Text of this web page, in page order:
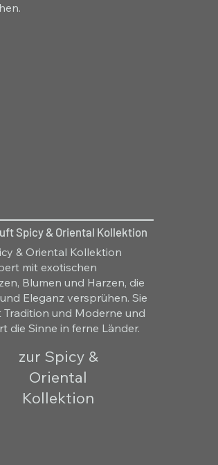
Spicy & Oriental Kollektion
& Oriental Kollektion
mit exotischen
Blumen und Harzen, die
Eleganz versprühen. Sie
Tradition und Moderne und
die Sinne in ferne Länder.
zur Spicy &
Oriental
Kollektion